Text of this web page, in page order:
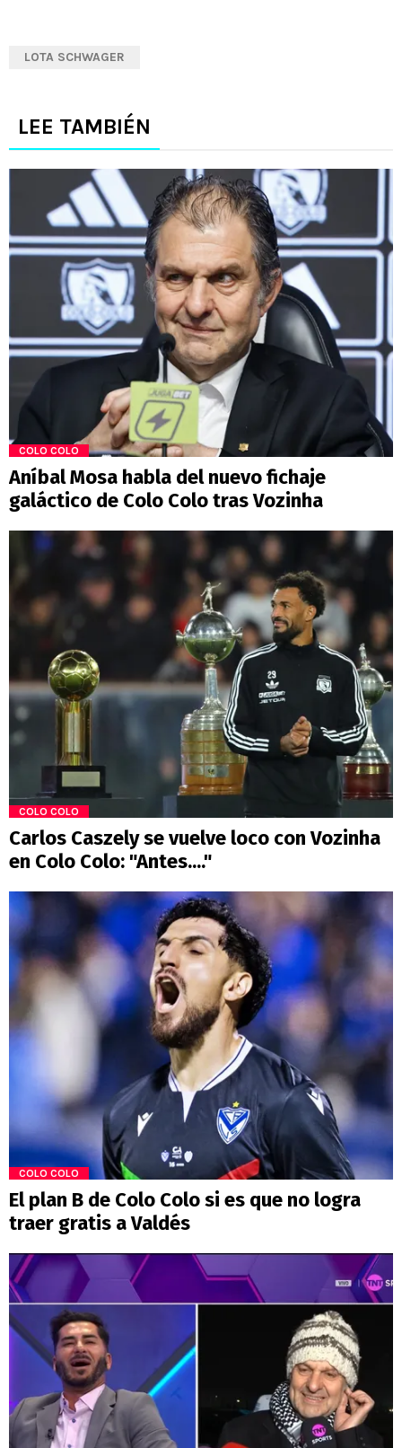
LOTA SCHWAGER
LEE TAMBIÉN
COLO COLO
Aníbal Mosa habla del nuevo fichaje
galáctico de Colo Colo tras Vozinha
COLO COLO
Carlos Caszely se vuelve loco con Vozinha
en Colo Colo: "Antes...."
COLO COLO
El plan B de Colo Colo si es que no logra
traer gratis a Valdés